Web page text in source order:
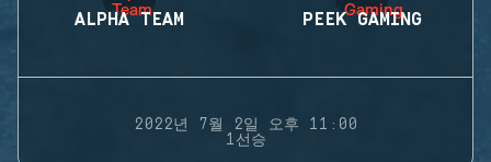
ALPHA TEAM PEEK GAMING
2022년 7월 2일 오후 11:00
1선승